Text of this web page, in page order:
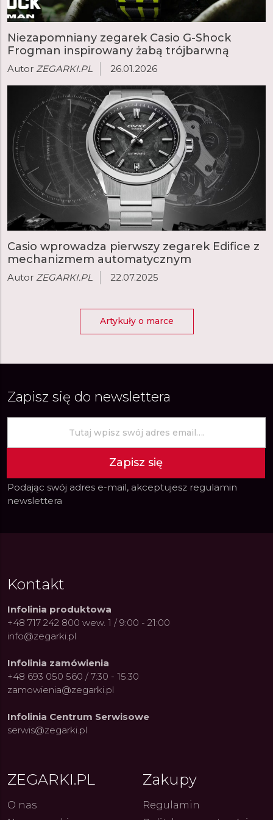
i Dostępny Luksus z
kolarskich pasji do ikonicznych
kolekcji zegarków
Niezapomniany zegarek Casio G-Shock
Frogman inspirowany żabą trójbarwną
Autor ZEGARKI.PL 26.01.2026
Casio wprowadza pierwszy zegarek Edifice z
mechanizmem automatycznym
Autor ZEGARKI.PL 22.07.2025
Artykuły o marce
Zapisz się do newslettera
Zapisz się
Podając swój adres e-mail, akceptujesz regulamin
newslettera
Kontakt
Infolinia produktowa
+48 717 242 800 wew. 1 / 9:00 - 21:00
info@zegarki.pl
Infolinia zamówienia
+48 693 050 560 / 7:30 - 15:30
zamowienia@zegarki.pl
Infolinia Centrum Serwisowe
serwis@zegarki.pl
ZEGARKI.PL
O nas
Zakupy
Regulamin